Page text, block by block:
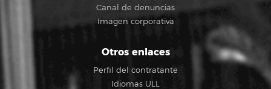
Canal de denuncias
Imagen corporativa
Otros enlaces
Perfil del contratante
Idiomas ULL